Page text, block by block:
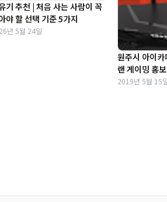
기 추천 | 처음 사는 사람이 꼭
야 할 선택 기준 5가지
년 5월 24일
원주시 아이
랜 게이밍 홍
2019년 5월 15